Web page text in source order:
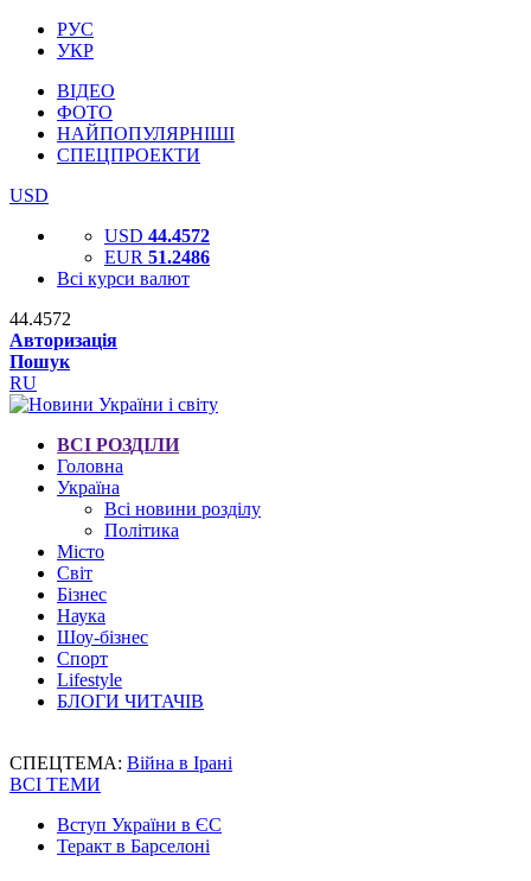
РУС
УКР
ВІДЕО
ФОТО
НАЙПОПУЛЯРНІШІ
СПЕЦПРОЕКТИ
USD
USD 44.4572
EUR 51.2486
Всі курси валют
44.4572
Авторизація
Пошук
RU
ВСІ РОЗДІЛИ
Головна
Україна
Всі новини розділу
Політика
Місто
Світ
Бізнес
Наука
Шоу-бізнес
Спорт
Lifestyle
БЛОГИ ЧИТАЧІВ
СПЕЦТЕМА: Війна в Ірані
ВСІ ТЕМИ
Вступ України в ЄС
Теракт в Барселоні